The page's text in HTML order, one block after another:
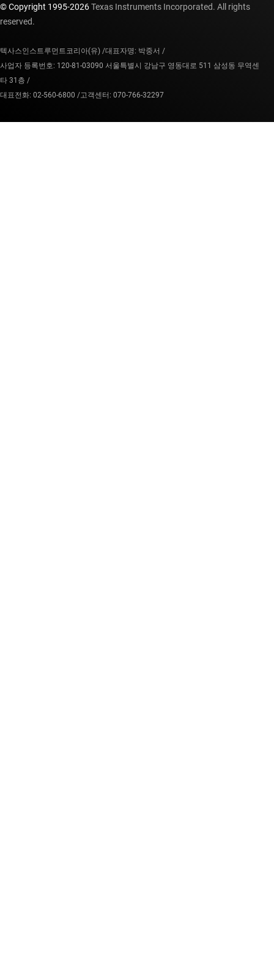
© Copyright 1995-2026Texas Instruments Incorporated. All rights
reserved.
텍사스인스트루먼트코리아(유) /대표자명: 박중서 /
사업자 등록번호: 120-81-03090 서울특별시 강남구 영동대로 511 삼성동 무역센
타 31층 /
대표전화: 02-560-6800 /고객센터: 070-766-32297